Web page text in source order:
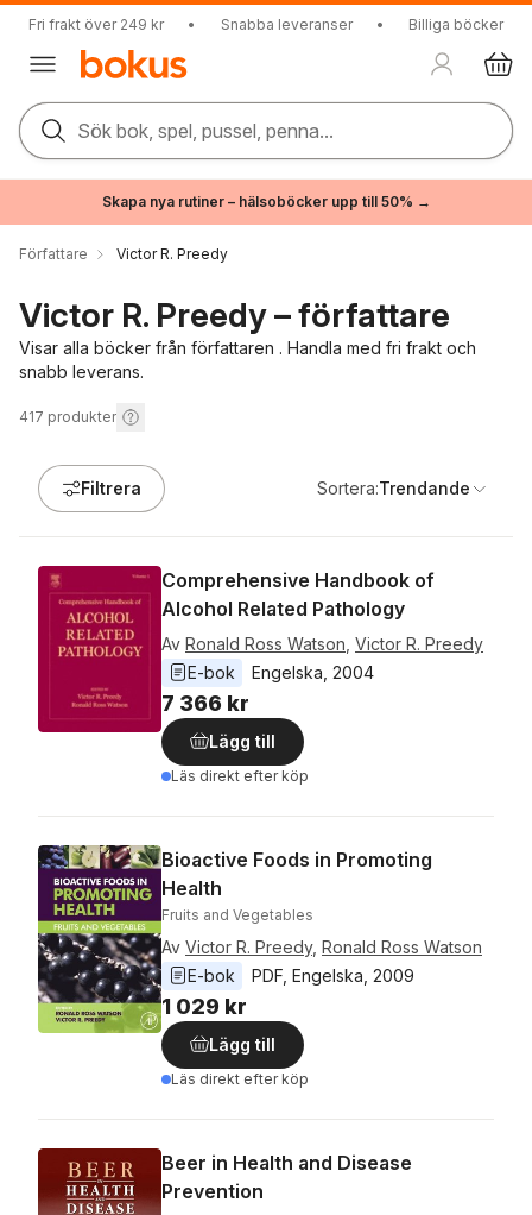
Fri frakt över 249 kr • Snabba leveranser • Billiga böcker
Sök bok, spel, pussel, penna...
Skapa nya rutiner – hälsoböcker upp till 50% →
Författare Victor R. Preedy
Victor R. Preedy – författare
Visar alla böcker från författaren . Handla med fri frakt och
snabb leverans.
417 produkter
Filtrera Sortera:Trendande
Comprehensive Handbook of
Alcohol Related Pathology
Av Ronald Ross Watson Victor R. Preedy
E-bok
Engelska 2004
7 366 kr
Lägg till
Läs direkt efter köp
Bioactive Foods in Promoting
Health
Fruits and Vegetables
Av Victor R. Preedy, Ronald Ross Watson
E-bok
PDF Engelska 2009
1 029 kr
Lägg till
Läs direkt efter köp
Beer in Health and Disease
Prevention